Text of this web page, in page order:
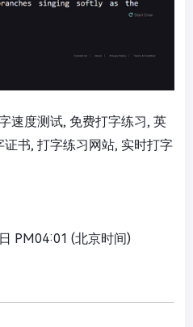
速度测试, 免费打字练习, 英
书, 打字练习网站, 实时打字
PM04:01 (北京时间)